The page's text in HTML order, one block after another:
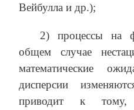
Вейбулла и др.);
2) процессы на
общем случае
математические
дисперсии
приводит к тому,